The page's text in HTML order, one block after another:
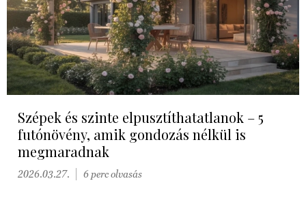
Szépek és szinte elpusztíthatatlanok – 5
futónövény, amik gondozás nélkül is
megmaradnak
2026.03.27. 6 perc olvasás